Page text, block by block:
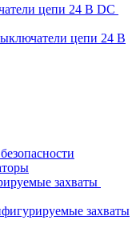
цепи 24 В DC
цепи 24 В
захваты
захваты